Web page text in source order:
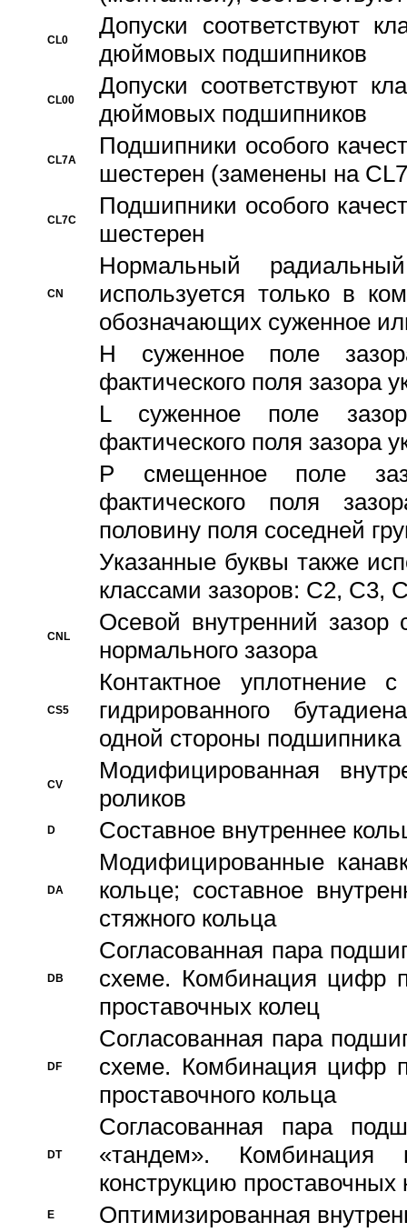
CL0
Допуски соответствуют
дюймовых подшипников
CL00
Допуски соответствуют
дюймовых подшипников
CL7A
Подшипники особого
шестерен (заменены на
CL7C
Подшипники особого
шестерен
CN
Hормальный
используется только в
обозначающих суженное
H суженное поле
фактического поля зазора
L суженное поле
фактического поля зазора
P смещенное поле
фактического поля
половину поля соседней
Указанные буквы также
классами зазоров: С2,
CNL
Осевой внутренний зазор
нормального зазора
CS5
Контактное уплотнение
гидрированного
одной стороны подшипника
CV
Модифицированная
роликов
D Составное внутреннее
DA
Модифицированные
кольце; составное
стяжного кольца
DB
Согласованная пара
схеме. Комбинация цифр
проставочных колец
DF
Согласованная пара
схеме. Комбинация цифр
проставочного кольца
DT
Согласованная пара
«тандем».
конструкцию проставочных
E
Оптимизированная